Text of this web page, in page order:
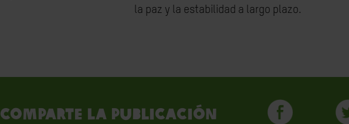
la paz y la estabilidad a largo plazo.
Comparte la publicación